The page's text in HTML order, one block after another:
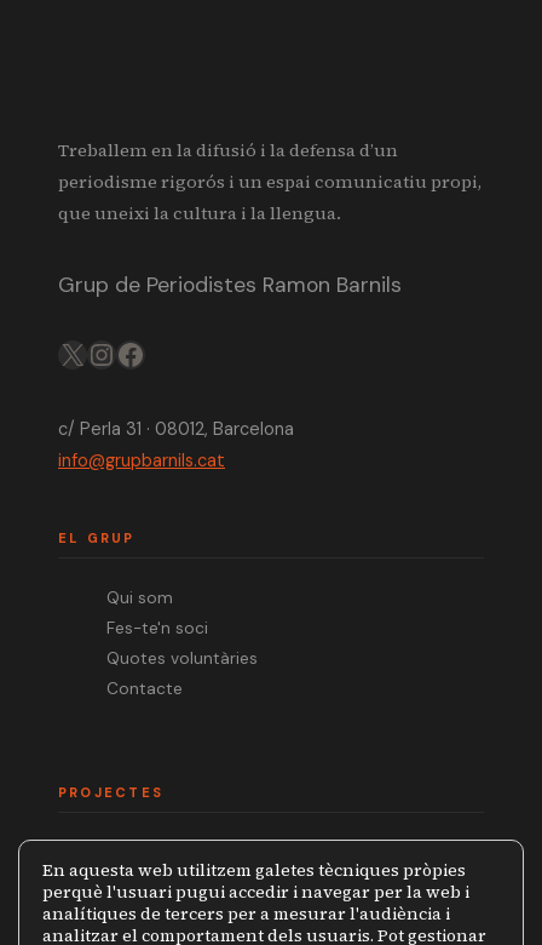
Treballem en la difusió i la defensa d’un
periodisme rigorós i un espai comunicatiu propi,
que uneixi la cultura i la llengua.
Grup de Periodistes Ramon Barnils
X IGFB
c/ Perla 31 · 08012, Barcelona
info@grupbarnils.cat
EL GRUP
Qui som
Fes-te'n soci
Quotes voluntàries
Contacte
PROJECTES
Premi Ramon Barnils
Col·lecció Periodistes
En aquesta web utilitzem galetes tècniques pròpies
perquè l'usuari pugui accedir i navegar per la web i
analítiques de tercers per a mesurar l'audiència i
analitzar el comportament dels usuaris. Pot gestionar